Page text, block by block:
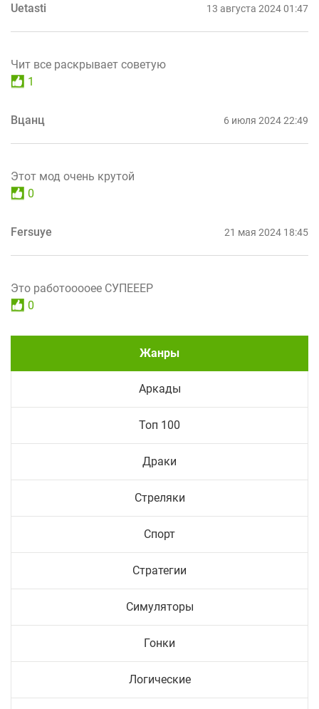
Uetasti 13 августа 2024 01:47
Чит все раскрывает советую
1
Вцанц 6 июля 2024 22:49
Этот мод очень крутой
0
Fersuye 21 мая 2024 18:45
Это работооооее СУПЕЕЕР
0
Жанры
Аркады
Топ 100
Драки
Стреляки
Спорт
Стратегии
Симуляторы
Гонки
Логические